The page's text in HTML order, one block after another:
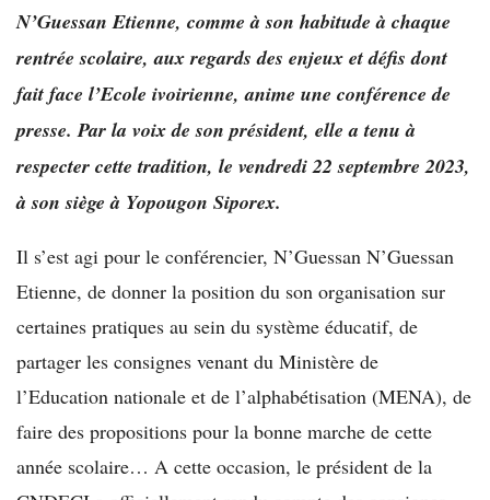
N’Guessan Etienne, comme à son habitude à chaque
rentrée scolaire, aux regards des enjeux et défis dont
fait face l’Ecole ivoirienne, anime une conférence de
presse. Par la voix de son président, elle a tenu à
respecter cette tradition, le vendredi 22 septembre 2023,
à son siège à Yopougon Siporex.
Il s’est agi pour le conférencier, N’Guessan N’Guessan
Etienne, de donner la position du son organisation sur
certaines pratiques au sein du système éducatif, de
partager les consignes venant du Ministère de
l’Education nationale et de l’alphabétisation (MENA), de
faire des propositions pour la bonne marche de cette
année scolaire… A cette occasion, le président de la